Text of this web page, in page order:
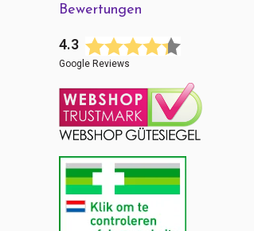
Bewertungen
4.3
Google Reviews